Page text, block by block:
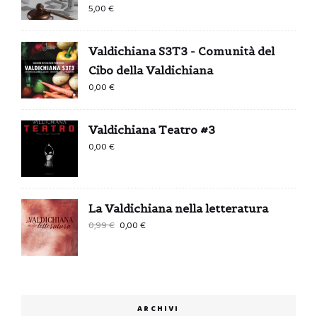
5,00€
Valdichiana S3T3 - Comunità del
Cibo della Valdichiana
0,00€
Valdichiana Teatro #3
0,00€
La Valdichiana nella letteratura
0,99€ 0,00€
ARCHIVI